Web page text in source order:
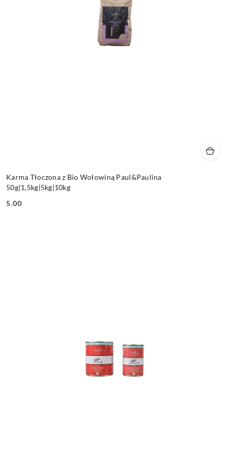
Karma Tłoczona z Bio Wołowiną Paul&Paulina
50g|1,5kg|5kg|10kg
Cena:
5.00